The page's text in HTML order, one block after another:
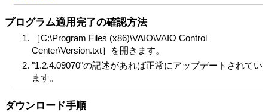
プログラム適用完了の確認方法
［C:\Program Files (x86)\VAIO\VAIO Control
Center\Version.txt］を開きます。
"1.2.4.09070"の記述があれば正常にアップデートされてい
ます。
ダウンロード手順